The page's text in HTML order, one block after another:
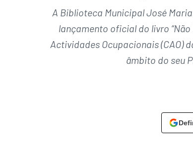
A Biblioteca Municipal José
lançamento oficial do livro
Actividades Ocupacionais (CAO)
âmbito do seu